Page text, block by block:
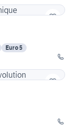
Euro 5